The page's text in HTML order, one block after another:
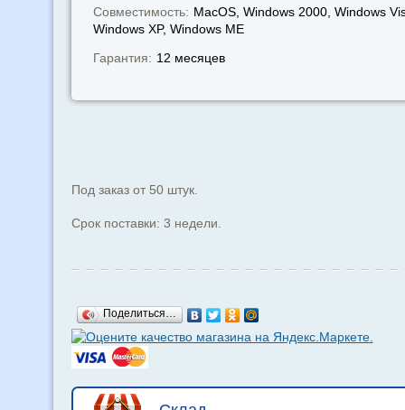
Совместимость: MacOS, Windows 2000, Windows
Windows XP, Windows МЕ
Гарантия: 12 месяцев
Под заказ от 50 штук.
Срок поставки: 3 недели.
Поделиться…